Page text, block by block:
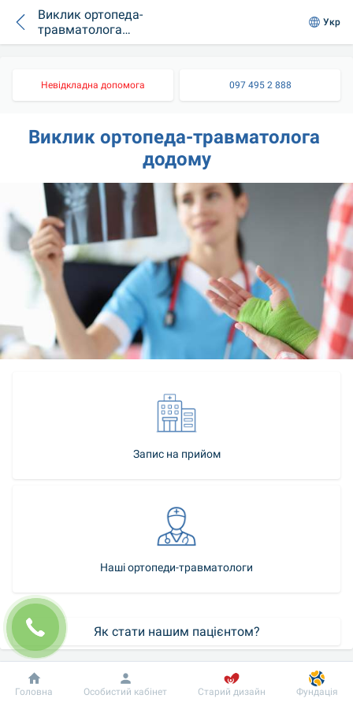
Виклик ортопеда-
травматолога
додому
Укр
Невідкладна допомога 097 495 2 888
Виклик ортопеда-травматолога
додому
Запис на прийом
Наші ортопеди-травматологи
Як стати нашим пацієнтом?
Контакт-центр
Добробут Інформація Пацієнту
Головна Особистий кабінет Старий дизайн Фундація